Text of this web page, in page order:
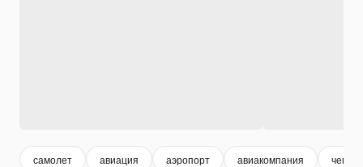
самолет авиация аэропорт авиакомпания